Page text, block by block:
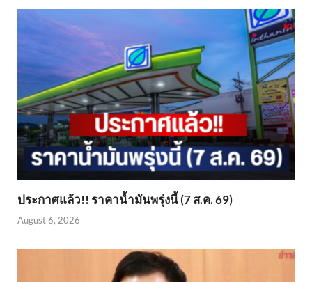
ประกาศแล้ว!! ราคาน้ำมันพรุ่งนี้ (7 ส.ค. 69)
August 6, 2026